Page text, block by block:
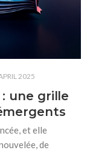
2025
: une grille
et elle
de